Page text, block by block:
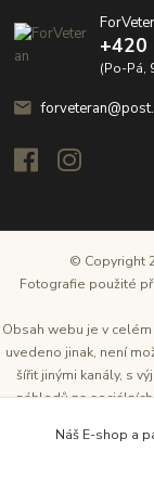
+420
(Po-Pá,
© Copyright
Fotografie použité
Obsah webu je v
uvedeno jinak, není
šířit jinými kanály, s
náhledů na
Náš E-shop a